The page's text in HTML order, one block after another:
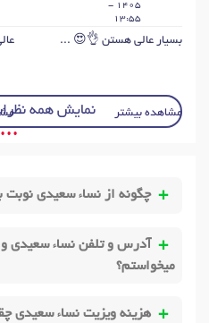
1405 -
13:55
بسیار عالی هستن 👌😍 ...
مشاهده بیشتر نمایش همه نظرات (3
• • •
چگونه از نساء سعیدی نوبت
آدرس و تلفن نساء سعیدی
میخواستم؟
هزینه ویزیت نساء سعیدی